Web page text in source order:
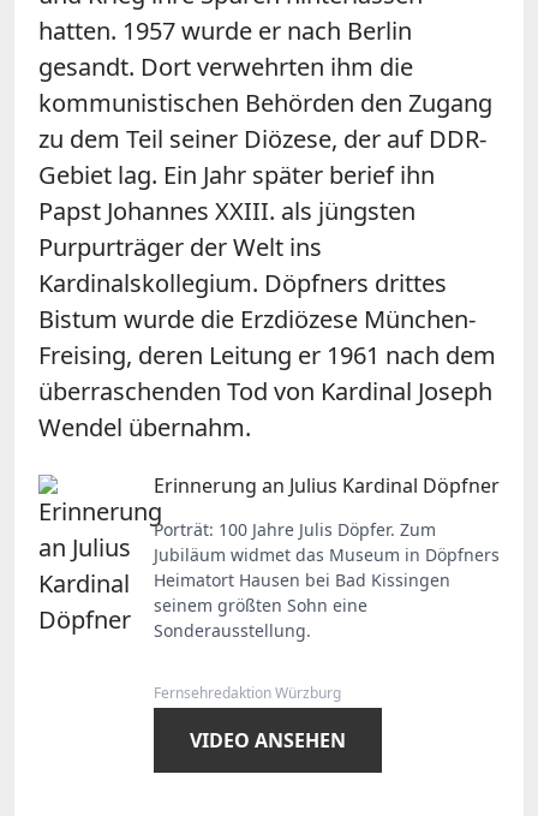
hatten. 1957 wurde er nach Berlin
gesandt. Dort verwehrten ihm die
kommunistischen Behörden den Zugang
zu dem Teil seiner Diözese, der auf DDR-
Gebiet lag. Ein Jahr später berief ihn
Papst Johannes XXIII. als jüngsten
Purpurträger der Welt ins
Kardinalskollegium. Döpfners drittes
Bistum wurde die Erzdiözese München-
Freising, deren Leitung er 1961 nach dem
überraschenden Tod von Kardinal Joseph
Wendel übernahm.
Erinnerung an Julius Kardinal Döpfner
Porträt: 100 Jahre Julis Döpfer. Zum
Jubiläum widmet das Museum in Döpfners
Heimatort Hausen bei Bad Kissingen
seinem größten Sohn eine
Sonderausstellung.
Fernsehredaktion Würzburg
VIDEO ANSEHEN